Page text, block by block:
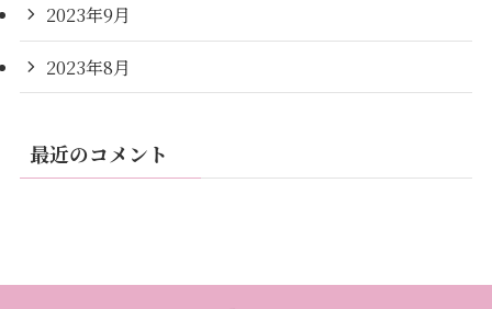
2023年9月
2023年8月
最近のコメント